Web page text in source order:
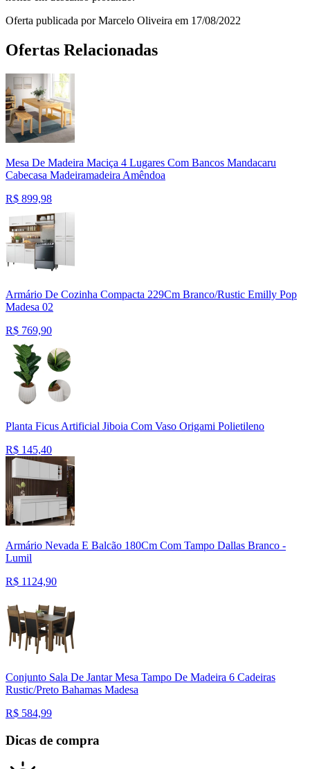
Oferta publicada por Marcelo Oliveira em 17/08/2022
Ofertas Relacionadas
Mesa De Madeira Maciça 4 Lugares Com Bancos Mandacaru
Cabecasa Madeiramadeira Amêndoa
R$ 899,98
Armário De Cozinha Compacta 229Cm Branco/Rustic Emilly Pop
Madesa 02
R$ 769,90
Planta Ficus Artificial Jiboia Com Vaso Origami Polietileno
R$ 145,40
Armário Nevada E Balcão 180Cm Com Tampo Dallas Branco -
Lumil
R$ 1124,90
Conjunto Sala De Jantar Mesa Tampo De Madeira 6 Cadeiras
Rustic/Preto Bahamas Madesa
R$ 584,99
Dicas de compra